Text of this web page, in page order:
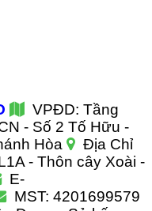
VPĐD: Tầng
- Số 2 Tố Hữu -
Hòa
Địa Chỉ
- Thôn cây Xoài -
E-
MST: 4201699579